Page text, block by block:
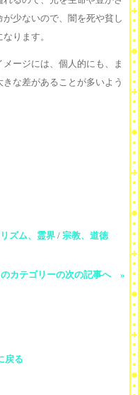
少ないので、闇を死や貧し
ります。
ージには、個人的にも、ま
な差があることが多いよう
ズム、霊界/ 宗教、道徳
のカテゴリーの次の記事へ »
戻る